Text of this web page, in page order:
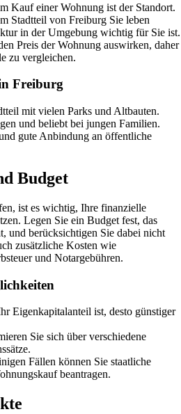
Kauf einer Wohnung ist der Standort.
Stadtteil von Freiburg Sie leben
in der Umgebung wichtig für Sie ist.
Preis der Wohnung auswirken, daher
zu vergleichen.
Freiburg
mit vielen Parks und Altbauten.
und beliebt bei jungen Familien.
gute Anbindung an öffentliche
Budget
ist es wichtig, Ihre finanzielle
Legen Sie ein Budget fest, das
und berücksichtigen Sie dabei nicht
zusätzliche Kosten wie
und Notargebühren.
Eigenkapitalanteil ist, desto günstiger
Sie sich über verschiedene
Fällen können Sie staatliche
beantragen.